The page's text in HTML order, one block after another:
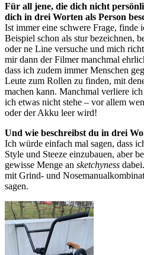
Für all jene, die dich nicht
dich in drei Worten als Person
Ist immer eine schwere Frage, finde
Beispiel schon als stur bezeichnen,
oder ne Line versuche und mich
mir dann der Filmer manchmal
dass ich zudem immer Menschen
Leute zum Rollen zu finden, mit
machen kann. Manchmal verliere
ich etwas nicht stehe – vor allem
oder der Akku leer wird!
Und wie beschreibst du in drei
Ich würde einfach mal sagen, dass
Style und Steeze einzubauen, aber
gewisse Menge an sketchyness
mit Grind- und
sagen.